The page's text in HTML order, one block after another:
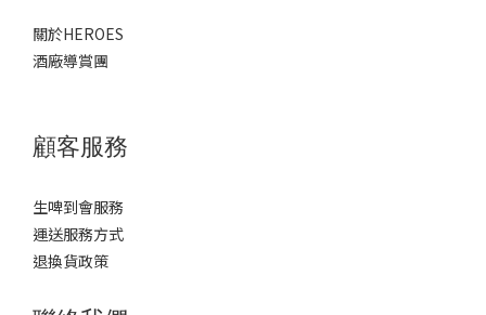
關於HEROES
酒廠導賞團
顧客服務
生啤到會服務
運送服務方式
退換貨政策